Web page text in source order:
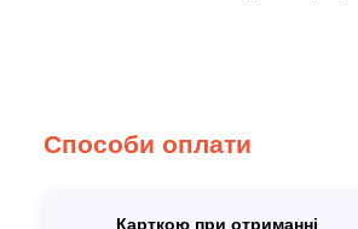
Способи оплати
Карткою при отриманні